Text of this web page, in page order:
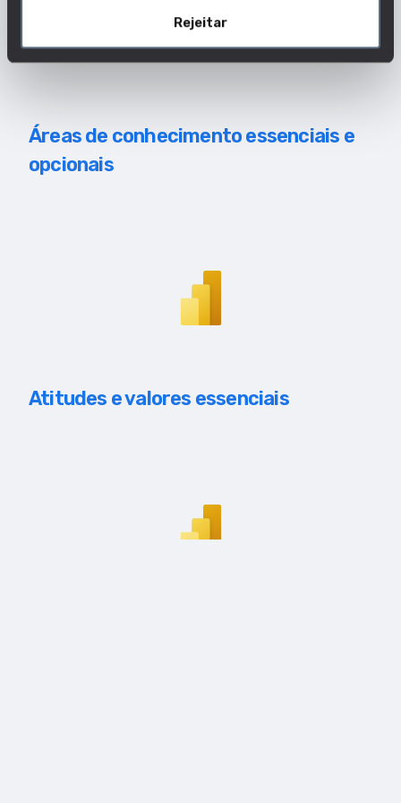
Rejeitar
Áreas de conhecimento essenciais e
opcionais
Atitudes e valores essenciais